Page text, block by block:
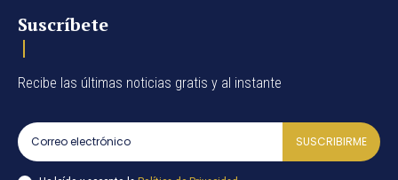
Suscríbete
Recibe las últimas noticias gratis y al instante
SUSCRIBIRME